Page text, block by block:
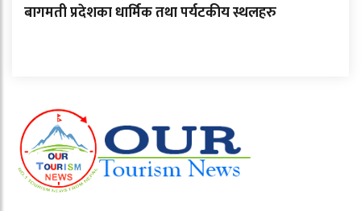
बागमती प्रदेशका धार्मिक तथा पर्यटकीय स्थलहरु